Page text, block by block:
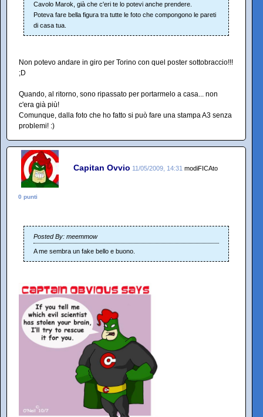
Cavolo Marok, già che c'eri te lo potevi anche prendere.
Poteva fare bella figura tra tutte le foto che compongono le pareti
di casa tua.
Non potevo andare in giro per Torino con quel poster sottobraccio!!!
;D
Quando, al ritorno, sono ripassato per portarmelo a casa... non
c'era già più!
Comunque, dalla foto che ho fatto si può fare una stampa A3 senza
problemi! :)
Capitan Ovvio 11/05/2009, 14:31 modiFICAto
0 punti
Posted By: meemmow
A me sembra un fake bello e buono.